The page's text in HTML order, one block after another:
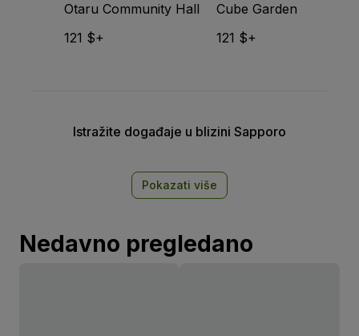
Otaru Community Hall
121 $+
Cube Garden
121 $+
Istražite događaje u blizini Sapporo
Pokazati više
Nedavno pregledano